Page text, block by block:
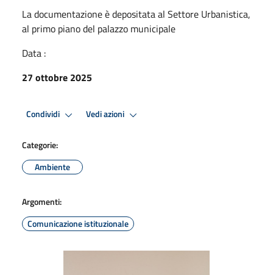
La documentazione è depositata al Settore Urbanistica,
al primo piano del palazzo municipale
Data :
27 ottobre 2025
Condividi Vedi azioni
Categorie:
Ambiente
Argomenti:
Comunicazione istituzionale